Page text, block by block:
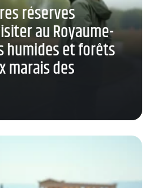
réserves
au Royaume-
humides et forêts
marais des